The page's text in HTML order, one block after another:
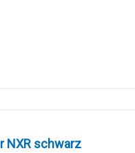
NXR schwarz